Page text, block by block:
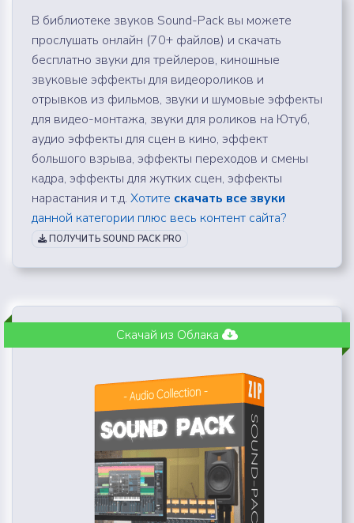
В библиотеке звуков Sound-Pack вы можете
прослушать онлайн (70+ файлов) и скачать
бесплатно звуки для трейлеров, киношные
звуковые эффекты для видеороликов и
отрывков из фильмов, звуки и шумовые эффекты
для видео-монтажа, звуки для роликов на Ютуб,
аудио эффекты для сцен в кино, эффект
большого взрыва, эффекты переходов и смены
кадра, эффекты для жутких сцен, эффекты
нарастания и т.д. Хотите скачать все звуки
данной категории плюс весь контент сайта?
ПОЛУЧИТЬ SOUND PACK PRO
Скачай из Облака